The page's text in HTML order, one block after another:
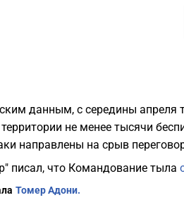
данным, с середины апреля
не менее тысячи
направлены на срыв
писал, что Командование тыла
Томер Адони.